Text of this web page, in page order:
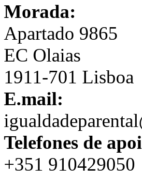
Morada:
Apartado 9865
EC Olaias
1911-701 Lisboa
E.mail:
Telefones de
+351 910429050